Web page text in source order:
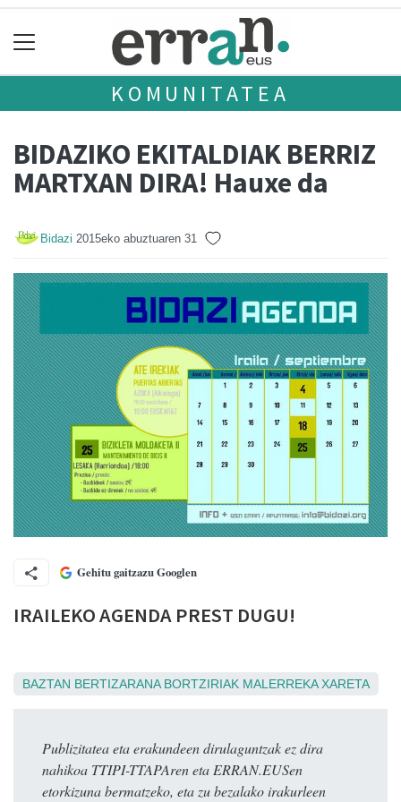
KOMUNITATEA
BIDAZIKO EKITALDIAK BERRIZ
MARTXAN DIRA! Hauxe da
Bidazi 2015eko abuztuaren 31
Gehitu gaitzazu Googlen
IRAILEKO AGENDA PREST DUGU!
BAZTAN BERTIZARANA BORTZIRIAK MALERREKA XARETA
Publizitatea eta erakundeen dirulaguntzak ez dira
nahikoa TTIPI-TTAPAren eta ERRAN.EUSen
etorkizuna bermatzeko, eta zu bezalako irakurleen